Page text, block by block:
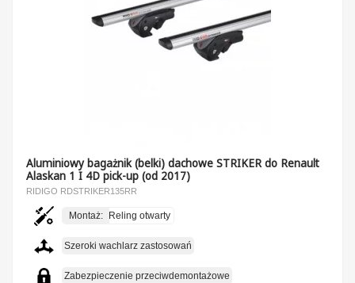
Aluminiowy bagażnik (belki) dachowe STRIKER do Renault
Alaskan 1 I 4D pick-up (od 2017)
RIDIGO RDSTRIKER135RR
Montaż: Reling otwarty
Szeroki wachlarz zastosowań
Zabezpieczenie przeciwdemontażowe